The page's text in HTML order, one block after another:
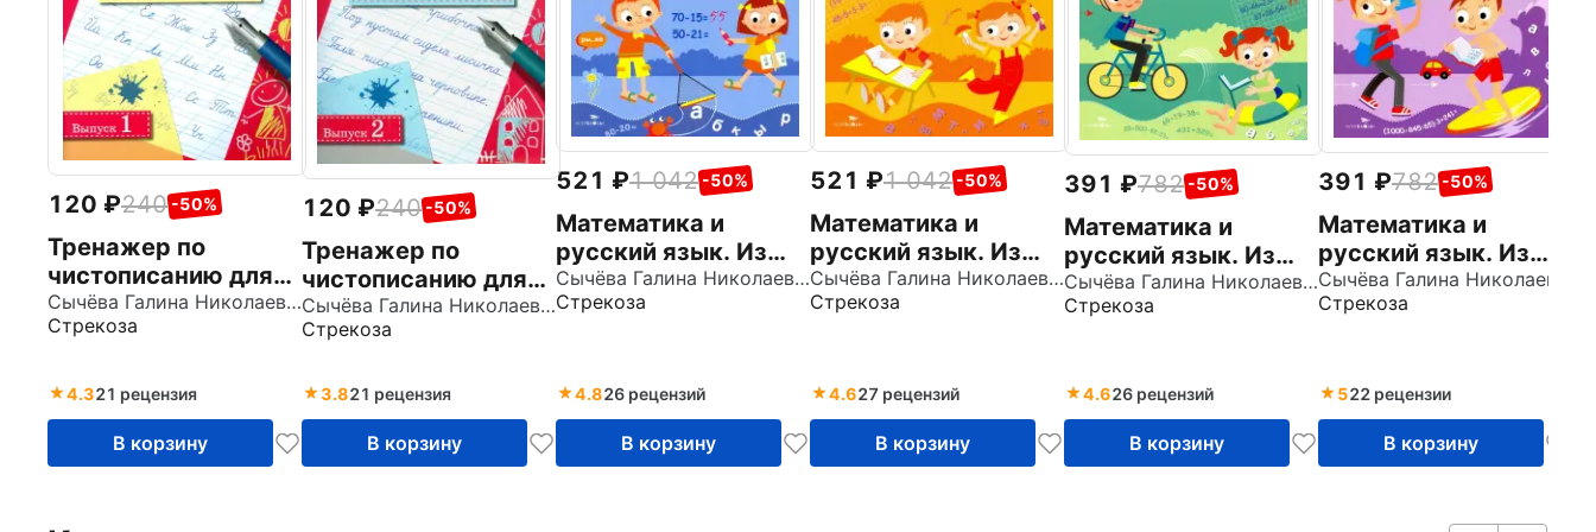
120 240 -50%
Тренажер по
чистописанию для
начальной школы.
Выпуск 1
Сычёва Галина Николаевна
Стрекоза
4.321 рецензия
В корзину
120 240 -50%
Тренажер по
чистописанию для
начальной школы.
Выпуск 2. Рабочая
Сычёва Галина Николаевна
Стрекоза
3.821 рецензия
В корзину
521 1 042 -50%
Математика и
русский язык. Из
первого во второй
класс. ФГОС
Сычёва Галина Николаевна
Стрекоза
4.826 рецензий
В корзину
521 1 042 -50%
Математика и
русский язык. Из
второго в третий
класс. ФГОС
Сычёва Галина Николаевна
Стрекоза
4.627 рецензий
В корзину
391 782 -50%
Математика и
русский язык. Из
третьего в
четвертый класс.
Сычёва Галина Николаевна
Стрекоза
4.626 рецензий
В корзину
391 782 -50%
Математика и
русский язык. Из
четвертого в пятый
класс. ФГОС
Стрекоза
522 рецензии
В корзину